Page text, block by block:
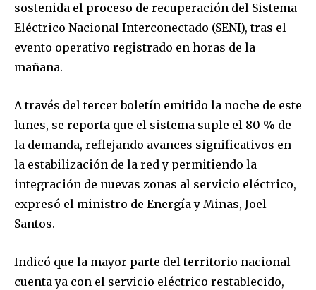
sostenida el proceso de recuperación del Sistema
Eléctrico Nacional Interconectado (SENI), tras el
evento operativo registrado en horas de la
mañana.
A través del tercer boletín emitido la noche de este
lunes, se reporta que el sistema suple el 80 % de
la demanda, reflejando avances significativos en
la estabilización de la red y permitiendo la
integración de nuevas zonas al servicio eléctrico,
expresó el ministro de Energía y Minas, Joel
Santos.
Indicó que la mayor parte del territorio nacional
cuenta ya con el servicio eléctrico restablecido,